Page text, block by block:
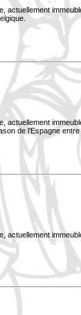
actuellement
actuellement
de l'Espagne
actuellement